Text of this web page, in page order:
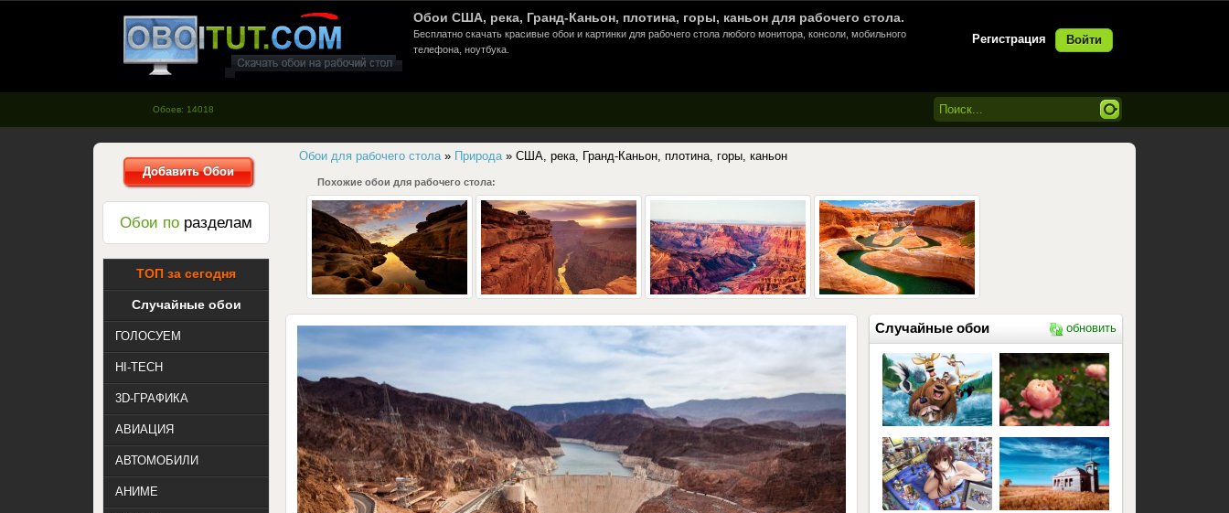
oboitut.com - Обои для рабочего
стола
Регистрация Войти
Обои США, река, Гранд-Каньон, плотина, горы, каньон для рабочего стола.
Бесплатно скачать красивые обои и картинки для рабочего стола любого монитора, консоли, мобильного
телефона, ноутбука.
Обоев: 14018
Обои для рабочего стола» Природа» США, река, Гранд-Каньон, плотина, горы, каньон
Похожие обои для рабочего стола:
Случайные обои обновить
Добавить Обои
Обои по разделам
ТОП за сегодня
Случайные обои
ГОЛОСУЕМ
HI-TECH
3D-ГРАФИКА
АВИАЦИЯ
АВТОМОБИЛИ
АНИМЕ